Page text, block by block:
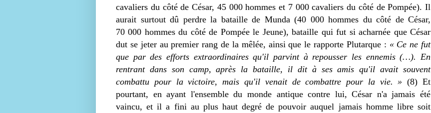
cavaliers du côté de César, 45 000 hommes et 7 000 cavaliers du côté de Pompée). Il
aurait surtout dû perdre la bataille de Munda (40 000 hommes du côté de César,
70 000 hommes du côté de Pompée le Jeune), bataille qui fut si acharnée que César
dut se jeter au premier rang de la mêlée, ainsi que le rapporte Plutarque : « Ce ne fut
que par des efforts extraordinaires qu'il parvint à repousser les ennemis (…). En
rentrant dans son camp, après la bataille, il dit à ses amis qu'il avait souvent
combattu pour la victoire, mais qu'il venait de combattre pour la vie. » (8) Et
pourtant, en ayant l'ensemble du monde antique contre lui, César n'a jamais été
vaincu, et il a fini au plus haut degré de pouvoir auquel jamais homme libre soit